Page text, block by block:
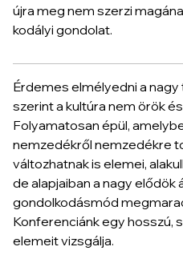
újra meg nem szerzi
kodályi gondolat.
Érdemes elmélyedni a nagy
szerint a kultúra nem örök
Folyamatosan épül,
nemzedékről nemzedékre
változhatnak is elemei,
de alapjaiban a nagy elődök
gondolkodásmód
Konferenciánk egy hosszú,
elemeit vizsgálja.